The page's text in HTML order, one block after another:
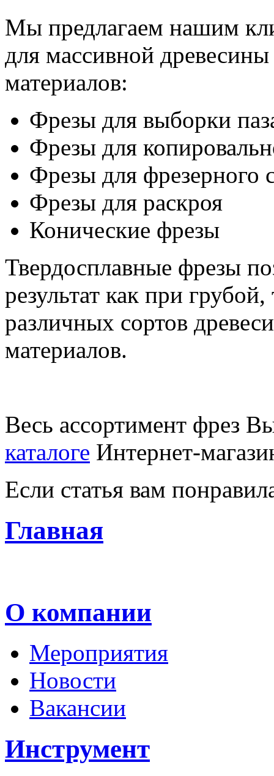
Мы предлагаем нашим
для массивной
материалов:
Фрезы для выборки
Фрезы для
Фрезы для фрезерного
Фрезы для раскроя
Конические фрезы
Твердосплавные фрезы
результат как при
различных сортов
материалов.
Весь ассортимент фрез
каталоге Интернет-
Если статья вам
Главная
О компании
Мероприятия
Новости
Вакансии
Инструмент